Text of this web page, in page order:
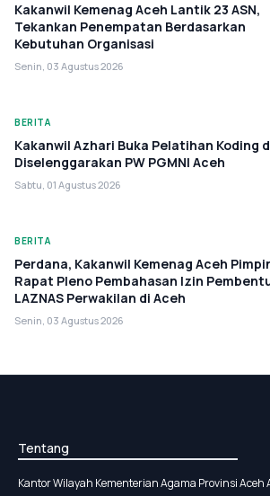
Kakanwil Kemenag Aceh Lantik 23 ASN,
Tekankan Penempatan Berdasarkan
Kebutuhan Organisasi
Senin, 03 Agustus 2026
BERITA
Kakanwil Azhari Buka Pelatihan Koding
Diselenggarakan PW PGMNI Aceh
Sabtu, 01 Agustus 2026
BERITA
Perdana, Kakanwil Kemenag Aceh
Rapat Pleno Pembahasan Izin
LAZNAS Perwakilan di Aceh
Senin, 03 Agustus 2026
Tentang
Kantor Wilayah Kementerian Agama Provinsi Aceh